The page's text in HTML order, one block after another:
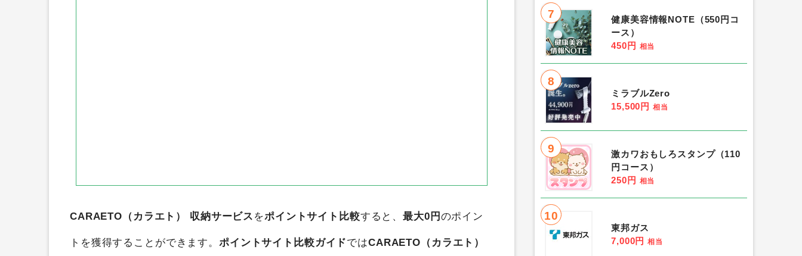
7
健康美容情報NOTE（550円コ
ース）
450円 相当
8
ミラブルZero
15,500円 相当
9
激カワおもしろスタンプ（110
円コース）
250円 相当
10
東邦ガス
7,000円 相当